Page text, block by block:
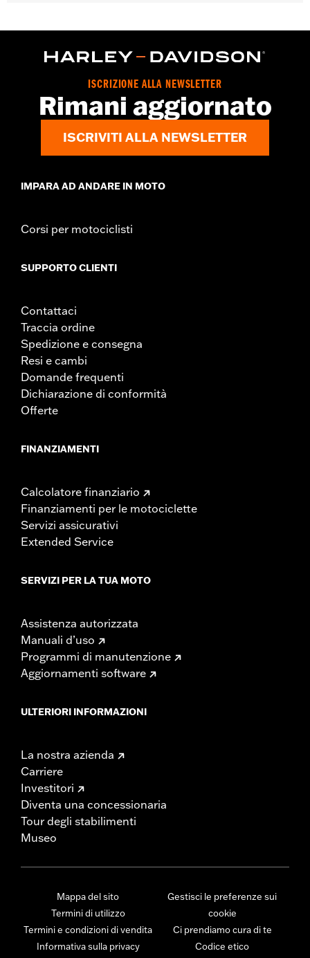
Shop To Be:Dry,Warm
Origine:D’importazione
ISCRIZIONE ALLA NEWSLETTER
Rimani aggiornato
ISCRIVITI ALLA NEWSLETTER
IMPARA AD ANDARE IN MOTO
Corsi per motociclisti
SUPPORTO CLIENTI
Contattaci
Traccia ordine
Spedizione e consegna
Resi e cambi
Domande frequenti
Dichiarazione di conformità
Offerte
FINANZIAMENTI
Calcolatore finanziario
Finanziamenti per le motociclette
Servizi assicurativi
Extended Service
SERVIZI PER LA TUA MOTO
Assistenza autorizzata
Manuali d’uso
Programmi di manutenzione
Aggiornamenti software
ULTERIORI INFORMAZIONI
La nostra azienda
Carriere
Investitori
Diventa una concessionaria
Tour degli stabilimenti
Museo
Mappa del sito
Termini di utilizzo
Termini e condizioni di vendita
Informativa sulla privacy
Gestisci le preferenze sui
cookie
Ci prendiamo cura di te
Codice etico